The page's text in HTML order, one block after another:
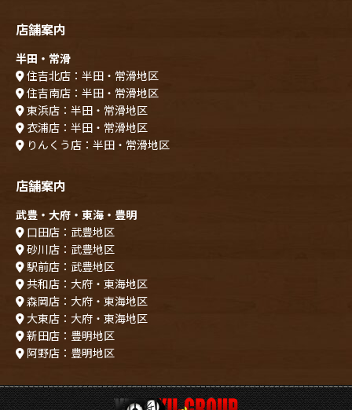
店舗案内
半田・常滑
住吉北店：半田・常滑地区
住吉南店：半田・常滑地区
東浜店：半田・常滑地区
衣浦店：半田・常滑地区
りんくう店：半田・常滑地区
店舗案内
武豊・大府・東海・豊明
口田店：武豊地区
砂川店：武豊地区
駅前店：武豊地区
共和店：大府・東海地区
森岡店：大府・東海地区
大東店：大府・東海地区
新田店：豊明地区
阿野店：豊明地区